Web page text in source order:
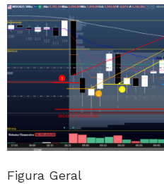
Figura Geral